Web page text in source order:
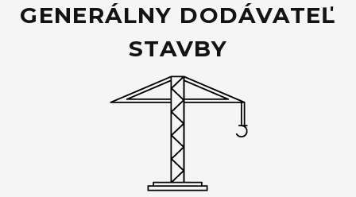
GENERÁLNY DODÁVATEĽ
STAVBY